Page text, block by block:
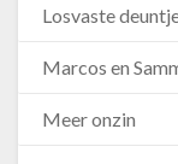
Losvaste
Marcos en
Meer onzin